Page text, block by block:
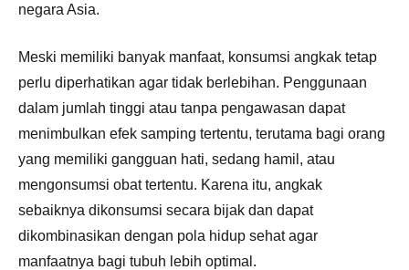
negara Asia.
Meski memiliki banyak manfaat, konsumsi angkak tetap
perlu diperhatikan agar tidak berlebihan. Penggunaan
dalam jumlah tinggi atau tanpa pengawasan dapat
menimbulkan efek samping tertentu, terutama bagi orang
yang memiliki gangguan hati, sedang hamil, atau
mengonsumsi obat tertentu. Karena itu, angkak
sebaiknya dikonsumsi secara bijak dan dapat
dikombinasikan dengan pola hidup sehat agar
manfaatnya bagi tubuh lebih optimal.